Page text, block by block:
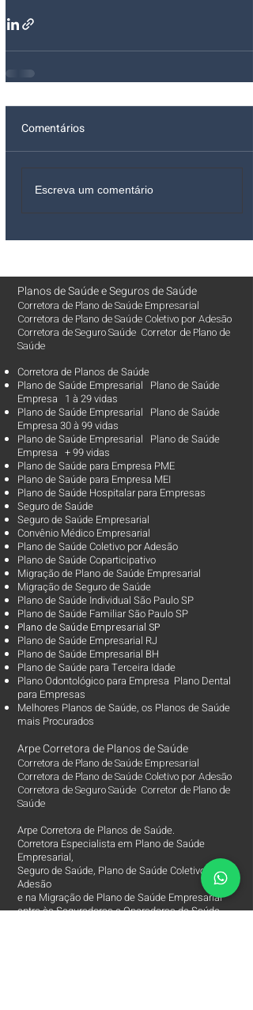
Comentários
Escreva um comentário
Planos de SaúdeeSeguros de Saúde
Corretora de Plano de Saúde Empresarial
Corretora de Plano de Saúde Coletivo por Adesão
Corretora de Seguro Saúde Corretor de Plano de
Saúde
Corretora de Planos de Saúde
Plano de Saúde Empresarial Plano de Saúde
Empresa 1 à 29 vidas
Plano de Saúde Empresarial Plano de Saúde
Empresa 30 à 99 vidas ​
Plano de Saúde Empresarial Plano de Saúde
Empresa + 99 vidas
Plano de Saúde para Empresa PME
Plano de Saúde para Empresa MEI
Plano de Saúde Hospitalar para Empresas
Seguro de Saúde
Seguro de Saúde Empresarial
Convênio Médico Empresarial
Plano de Saúde Coletivo por Adesão
Plano de Saúde Coparticipativo
Migração de Plano de Saúde Empresarial
Migração de Seguro de Saúde
Plano de Saúde Individual São Paulo SP
Plano de Saúde Familiar São Paulo SP
Plano de Saúde Empresarial SP
Plano de Saúde Empresarial RJ
Plano de Saúde Empresarial BH
Plano de Saúde para Terceira Idade
Plano Odontológico para Empresa Plano Dental
para Empresas
Melhores Planos de Saúde, os Planos de Saúde
mais Procurados​
Arpe Corretora de Planos de Saúde
Corretora de Plano de Saúde Empresarial
Corretora de Plano de Saúde Coletivo por Adesão
Corretora de Seguro Saúde Corretor de Plano de
Saúde
Arpe Corretora de Planos de Saúde.
Corretora Especialista em Plano de Saúde
Empresarial,
Seguro de Saúde, Plano de Saúde Coletivo por
Adesão
e na Migração de Plano de Saúde Empresarial
entre às Seguradoras e Operadoras de Saúde.